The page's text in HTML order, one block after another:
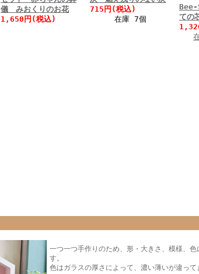
儀 みおくりのお花
1,650円(税込)
715円(税込)
在庫 7個
Bee-
ての
一つ一つ手作りのため、形・大きさ、模様、色
す。
色はガラスの厚さによって、濃い薄いが違って